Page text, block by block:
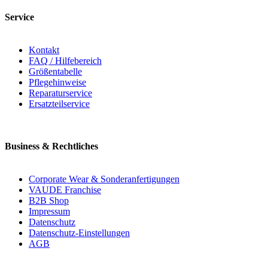
Service
Kontakt
FAQ / Hilfebereich
Größentabelle
Pflegehinweise
Reparaturservice
Ersatzteilservice
Business & Rechtliches
Corporate Wear & Sonderanfertigungen
VAUDE Franchise
B2B Shop
Impressum
Datenschutz
Datenschutz-Einstellungen
AGB